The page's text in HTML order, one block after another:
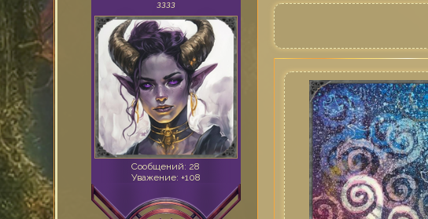
ЗЗЗЗ
Сообщений: 28
Уважение: +108